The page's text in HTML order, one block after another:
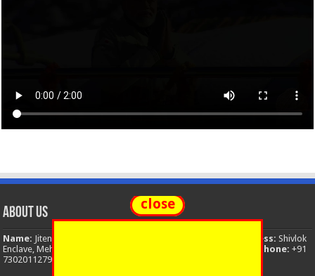
About Us
Name: Jitendra Singh Address: Shivlok
Enclave, Mehuwala Mafi, Dehradun, Uttarakhand, 248001, India
Phone: +91
7302011279
close